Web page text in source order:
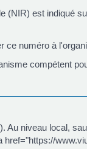
est indiqué
numéro à
compétent
niveau local,